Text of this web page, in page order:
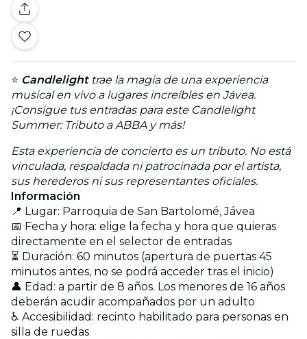
⭐ Candlelighttrae la magia de una experiencia
musical en vivo a lugares increíbles en Jávea.
¡Consigue tus entradas para este Candlelight
Summer: Tributo a ABBA y más!
Esta experiencia de concierto es un tributo. No está
vinculada, respaldada ni patrocinada por el artista,
sus herederos ni sus representantes oficiales.
Información
📍 Lugar: Parroquia de San Bartolomé, Jávea
📅 Fecha y hora: elige la fecha y hora que quieras
directamente en el selector de entradas
⏳ Duración: 60 minutos (apertura de puertas 45
minutos antes, no se podrá acceder tras el inicio)
👤 Edad: a partir de 8 años. Los menores de 16 años
deberán acudir acompañados por un adulto
♿ Accesibilidad: recinto habilitado para personas en
silla de ruedas